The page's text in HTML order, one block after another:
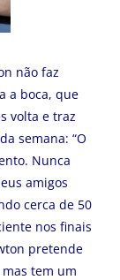
não faz
a boca, que
volta e traz
semana: “O
Nunca
amigos
cerca de 50
nos finais
pretende
tem um